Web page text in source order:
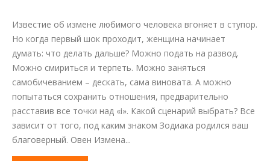
Известие об измене любимого человека вгоняет в ступор.
Но когда первый шок проходит, женщина начинает
думать: что делать дальше? Можно подать на развод.
Можно смириться и терпеть. Можно заняться
самобичеванием – дескать, сама виновата. А можно
попытаться сохранить отношения, предварительно
расставив все точки над «i». Какой сценарий выбрать? Все
зависит от того, под каким знаком Зодиака родился ваш
благоверный. Овен Измена...